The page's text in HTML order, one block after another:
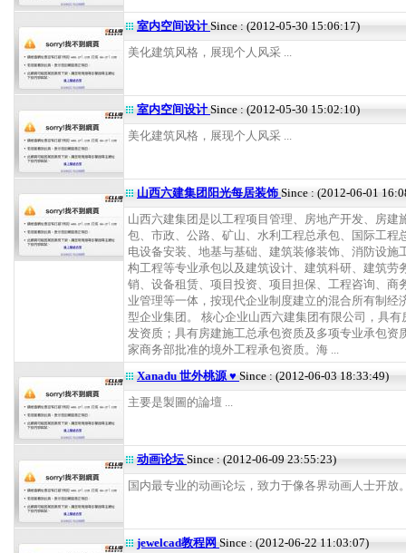
室内空间设计Since : (2012-05-30 15:06:17)
美化建筑风格，展现个人风采 ...
室内空间设计Since : (2012-05-30 15:02:10)
美化建筑风格，展现个人风采 ...
山西六建集团阳光每居装饰 Since : (2012-06-01
山西六建集团是以工程项目管理、房地产开发、房建
包、市政、公路、矿山、水利工程总承包、国际工程
电设备安装、地基与基础、建筑装修装饰、消防设施
构工程等专业承包以及建筑设计、建筑科研、建筑劳
销、设备租赁、项目投资、项目担保、工程咨询、商
业管理等一体，按现代企业制度建立的混合所有制经
型企业集团。 核心企业山西六建集团有限公司，具有
发资质；具有房建施工总承包资质及多项专业承包资
家商务部批准的境外工程承包资质。海 ...
Xanadu 世外桃源 ♥ Since : (2012-06-03 18:33:49)
主要是製圖的論壇 ...
动画论坛Since : (2012-06-09 23:55:23)
国内最专业的动画论坛，致力于像各界动画人士开放
jewelcad教程网 Since : (2012-06-22 11:03:07)